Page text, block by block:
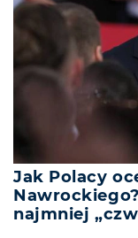
Jak Polacy
najmniej